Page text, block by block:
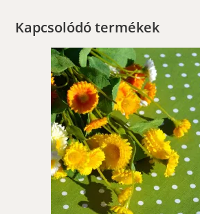
Kapcsolódó termékek